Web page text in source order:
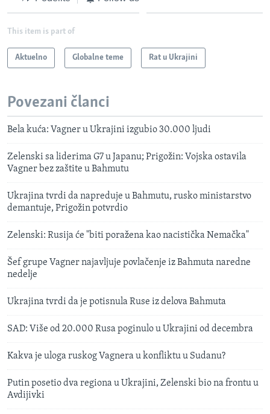
This item is part of
Aktuelno Globalne teme Rat u Ukrajini
Povezani članci
Bela kuća: Vagner u Ukrajini izgubio 30.000 ljudi
Zelenski sa liderima G7 u Japanu; Prigožin: Vojska ostavila
Vagner bez zaštite u Bahmutu
Ukrajina tvrdi da napreduje u Bahmutu, rusko ministarstvo
demantuje, Prigožin potvrdio
Zelenski: Rusija će "biti poražena kao nacistička Nemačka"
Šef grupe Vagner najavljuje povlačenje iz Bahmuta naredne
nedelje
Ukrajina tvrdi da je potisnula Ruse iz delova Bahmuta
SAD: Više od 20.000 Rusa poginulo u Ukrajini od decembra
Kakva je uloga ruskog Vagnera u konfliktu u Sudanu?
Putin posetio dva regiona u Ukrajini, Zelenski bio na frontu u
Avdijivki